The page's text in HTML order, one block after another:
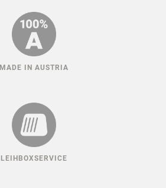
MADE IN AUSTRIA
LEIHBOXSERVICE